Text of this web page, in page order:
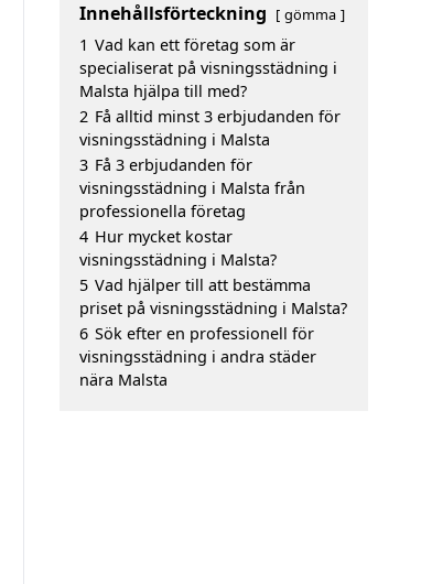
Innehållsförteckning gömma
1 Vad kan ett företag som är
specialiserat på visningsstädning i
Malsta hjälpa till med?
2 Få alltid minst 3 erbjudanden för
visningsstädning i Malsta
3 Få 3 erbjudanden för
visningsstädning i Malsta från
professionella företag
4 Hur mycket kostar
visningsstädning i Malsta?
5 Vad hjälper till att bestämma
priset på visningsstädning i Malsta?
6 Sök efter en professionell för
visningsstädning i andra städer
nära Malsta